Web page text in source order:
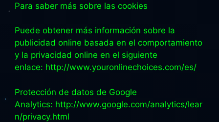
Para saber más sobre las cookies
Puede obtener más información sobre la
publicidad online basada en el comportamiento
y la privacidad online en el siguiente
enlace: http://www.youronlinechoices.com/es/
Protección de datos de Google
Analytics: http://www.google.com/analytics/lear
n/privacy.html